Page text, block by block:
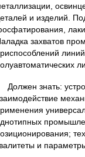
и изделий.
захватов
Должен знать:
и